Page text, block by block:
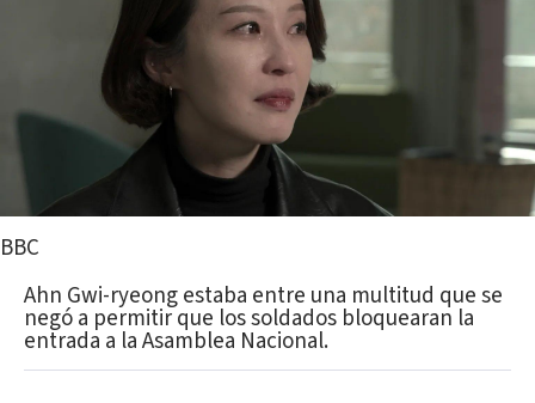
BBC
Ahn Gwi-ryeong estaba entre una multitud que se
negó a permitir que los soldados bloquearan la
entrada a la Asamblea Nacional.